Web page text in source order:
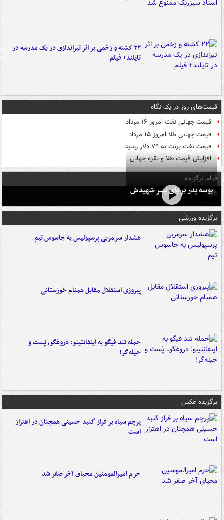
۲۲ کشته و زخمی بر اثر تیراندازی در یک مدرسه در
تایلند+ فیلم
قیمت‌های روز در یک نگاه
قیمت جهانی نفت امروز ۱۶ مرداد
قیمت جهانی طلا امروز ۱۵ مرداد
قیمت نفت برنت به ۷۹ دلار رسید
افزایش قیمت طلا و نقره جهانی
فیلم برگزیده
بوسه‌ پدر بر پای پسر شهیدش
برگزیده ورزشی
هشدار سرمربی پرسپولیس به جاسوس تیم
پیروزی استقلال مقابل همنام خوزستانی
حمله تند فیگو به اینفانتینو: دروغگو، پَست‌ و
حیله‌گر!
برگزیده عکس
پرچم سیاه بر فراز گنبد حسینی همچنان در اهتزاز
است
حرم امیرالمومنین محیای آخر صفر شد